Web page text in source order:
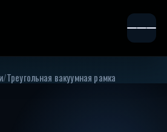
/Треугольная вакуумная рамка